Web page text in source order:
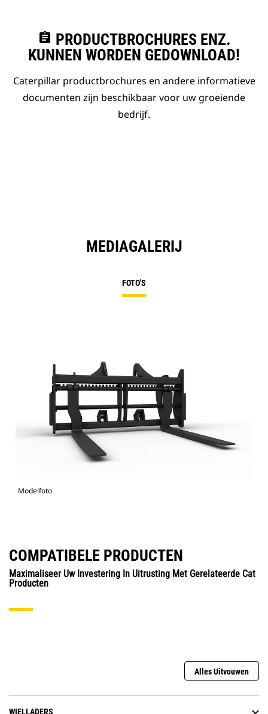
assignment PRODUCTBROCHURES ENZ.
KUNNEN WORDEN GEDOWNLOAD!
Caterpillar productbrochures en andere informatieve
documenten zijn beschikbaar voor uw groeiende
bedrijf.
MEDIAGALERIJ
FOTO'S
Modelfoto
COMPATIBELE PRODUCTEN
Maximaliseer Uw Investering In Uitrusting Met Gerelateerde Cat
Producten
Alles Uitvouwen
WIELLADERS